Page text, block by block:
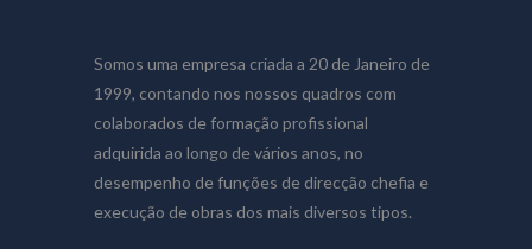
Somos uma empresa criada a 20 de Janeiro de
1999, contando nos nossos quadros com
colaborados de formação profissional
adquirida ao longo de vários anos, no
desempenho de funções de direcção chefia e
execução de obras dos mais diversos tipos.